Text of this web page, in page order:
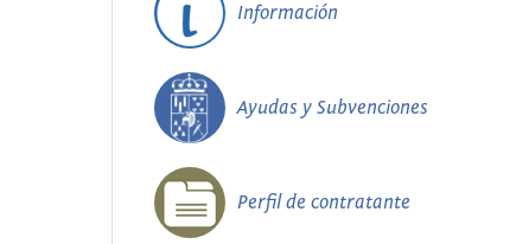
Información
Ayudas y Subvenciones
Perfil de contratante